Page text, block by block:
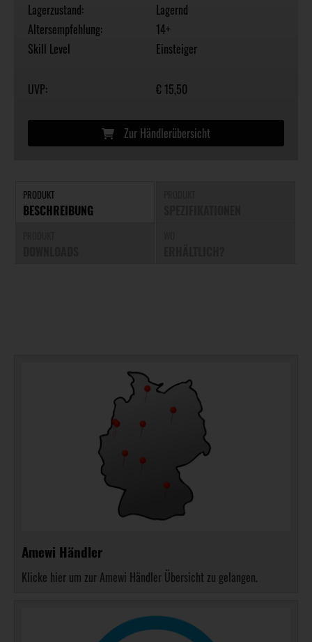
Lagerzustand:
Lagernd
Altersempfehlung:
14+
Skill Level
Einsteiger
UVP: € 15,50
Zur Händlerübersicht
PRODUKT
BESCHREIBUNG
Amewi Händler
Klicke hier um zur Amewi Händler Übersicht zu gelangen.